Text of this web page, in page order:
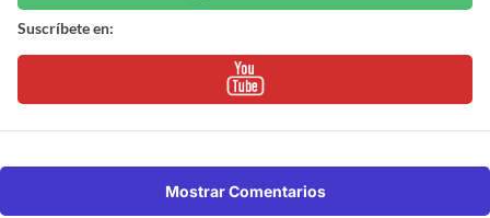
Suscríbete en:
Mostrar Comentarios